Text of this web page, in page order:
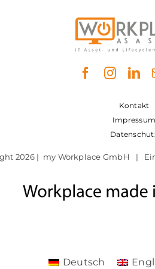
Kontakt
Impressum
2026 | my Workplace GmbH |
Deutsch